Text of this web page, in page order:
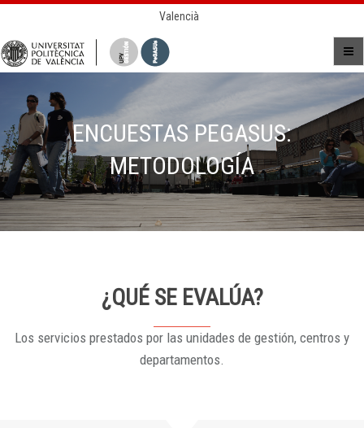
Valencià
ENCUESTAS PEGASUS:
METODOLOGÍA
¿QUÉ SE EVALÚA?
Los servicios prestados por las unidades de gestión, centros y
departamentos.